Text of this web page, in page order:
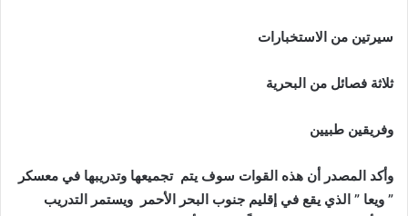
سيرتين من الاستخبارات
ثلاثة فصائل من البحرية
وفريقين طبيين
وأكد المصدر أن هذه القوات سوف يتم تجميعها وتدريبها في معسكر
” ويعا ” الذي يقع في إقليم جنوب البحر الأحمر ويستمر التدريب